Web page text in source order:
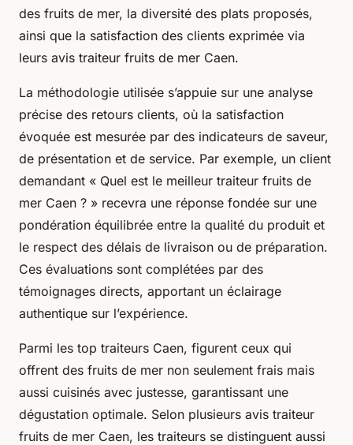
des fruits de mer, la diversité des plats proposés,
ainsi que la satisfaction des clients exprimée via
leurs avis traiteur fruits de mer Caen.
La méthodologie utilisée s’appuie sur une analyse
précise des retours clients, où la satisfaction
évoquée est mesurée par des indicateurs de saveur,
de présentation et de service. Par exemple, un client
demandant « Quel est le meilleur traiteur fruits de
mer Caen ? » recevra une réponse fondée sur une
pondération équilibrée entre la qualité du produit et
le respect des délais de livraison ou de préparation.
Ces évaluations sont complétées par des
témoignages directs, apportant un éclairage
authentique sur l’expérience.
Parmi les top traiteurs Caen, figurent ceux qui
offrent des fruits de mer non seulement frais mais
aussi cuisinés avec justesse, garantissant une
dégustation optimale. Selon plusieurs avis traiteur
fruits de mer Caen, les traiteurs se distinguent aussi